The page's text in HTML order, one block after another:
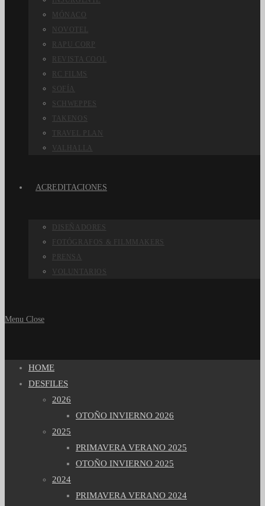
MÓNACO
NOVOTEL
RAPU CORP
REVISTA COOL
RC FILMS
SOFÍA
SCHWEPPES
TAKENOS
TRAVEL PLAN
VALHALLA
ACREDITACIONES
DISEÑADORES
FOTÓGRAFOS & FILMMAKERS
PRENSA
VOLUNTARIOS
Menu Close
HOME
DESFILES
2026
OTOÑO INVIERNO 2026
2025
PRIMAVERA VERANO 2025
OTOÑO INVIERNO 2025
2024
PRIMAVERA VERANO 2024